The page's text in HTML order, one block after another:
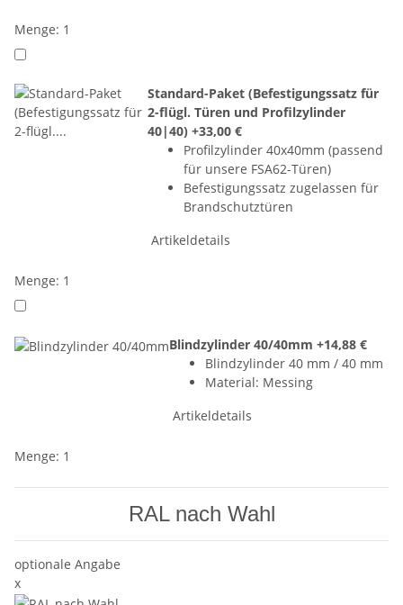
Menge: 1
Standard-Paket (Befestigungssatz für
2-flügl. Türen und Profilzylinder
40|40)+33,00 €
Profilzylinder 40x40mm (passend
für unsere FSA62-Türen)
Befestigungssatz zugelassen für
Brandschutztüren
Artikeldetails
Menge: 1
Blindzylinder 40/40mm +14,88 €
Blindzylinder 40 mm / 40 mm
Material: Messing
Artikeldetails
Menge: 1
RAL nach Wahl
optionale Angabe
x